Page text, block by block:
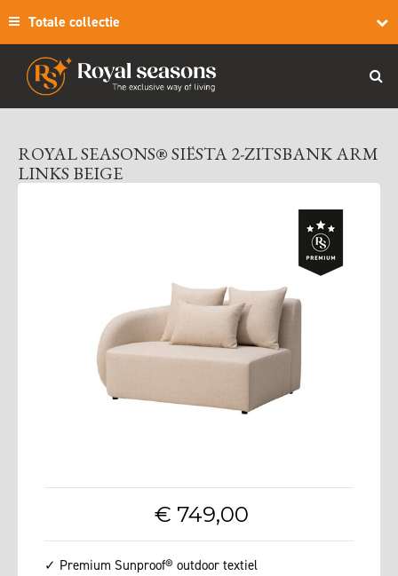
Totale collectie
ROYAL SEASONS® SIËSTA 2-ZITSBANK ARM
LINKS BEIGE
€ 749,00
✓ Premium Sunproof® outdoor textiel